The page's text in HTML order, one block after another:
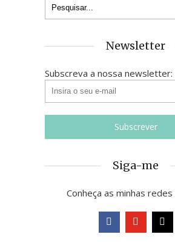
Newsletter
Subscreva a nossa newsletter:
Siga-me
Conheça as minhas redes